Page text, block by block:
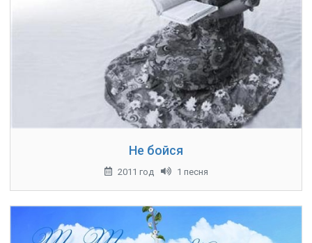
Не бойся
2011 год 1 песня